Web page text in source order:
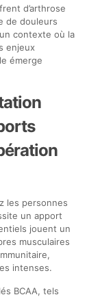
d’arthrose
de douleurs
contexte où la
enjeux
émerge
les personnes
un apport
jouent un
musculaires
intenses.
BCAA, tels